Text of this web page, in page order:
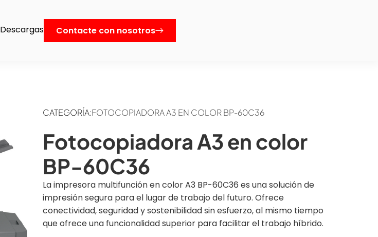
Descargas Contacte con nosotros
CATEGORÍA:FOTOCOPIADORA A3 EN COLOR BP-60C36
Fotocopiadora A3 en color
BP-60C36
La impresora multifunción en color A3 BP-60C36 es una solución de
impresión segura para el lugar de trabajo del futuro. Ofrece
conectividad, seguridad y sostenibilidad sin esfuerzo, al mismo tiempo
que ofrece una funcionalidad superior para facilitar el trabajo híbrido.